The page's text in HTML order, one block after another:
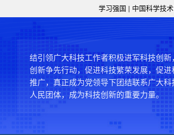
学习强国 | 中国科学技
中国科协各级组织要坚持为科技工作
创新驱动发展服务、为提高全民科学素质
和政府科学决策服务的职责定位,推动开
型、平台型科协组织建设，接长手臂，扎
结引领广大科技工作者积极进军科技创新
创新争先行动，促进科技繁荣发展，促进
推广，真正成为党领导下团结联系广大科
人民团体，成为科技创新的重要力量。
——习近
中国科协要肩负起党和政府联系科技